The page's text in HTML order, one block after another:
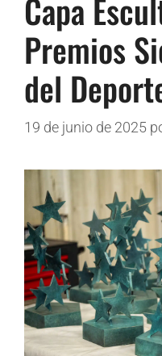
Capa
Premios
del
19 de junio de 2025